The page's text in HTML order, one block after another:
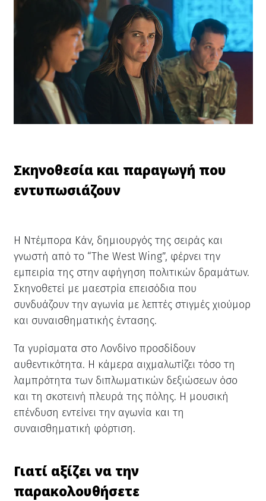
Σκηνοθεσία και παραγωγή που
εντυπωσιάζουν
Η Ντέμπορα Κάν, δημιουργός της σειράς και
γνωστή από το “The West Wing”, φέρνει την
εμπειρία της στην αφήγηση πολιτικών δραμάτων.
Σκηνοθετεί με μαεστρία επεισόδια που
συνδυάζουν την αγωνία με λεπτές στιγμές χιούμορ
και συναισθηματικής έντασης.
Τα γυρίσματα στο Λονδίνο προσδίδουν
αυθεντικότητα. Η κάμερα αιχμαλωτίζει τόσο τη
λαμπρότητα των διπλωματικών δεξιώσεων όσο
και τη σκοτεινή πλευρά της πόλης. Η μουσική
επένδυση εντείνει την αγωνία και τη
συναισθηματική φόρτιση.
Γιατί αξίζει να την
παρακολουθήσετε